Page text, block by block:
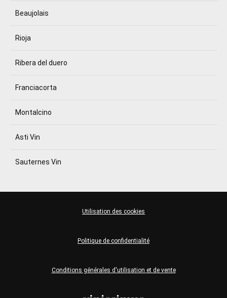
Beaujolais
Rioja
Ribera del duero
Franciacorta
Montalcino
Asti Vin
Sauternes Vin
Conditions générales d'utilisation et de vente
Politique de confidentialité
Utilisation des cookies